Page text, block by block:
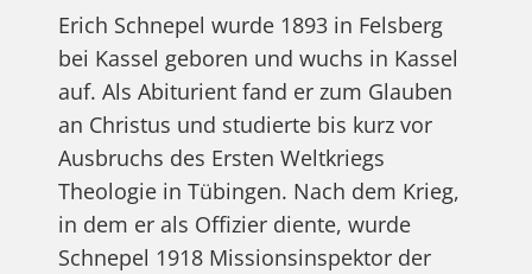
Erich Schnepel wurde 1893 in Felsberg
bei Kassel geboren und wuchs in Kassel
auf. Als Abiturient fand er zum Glauben
an Christus und studierte bis kurz vor
Ausbruchs des Ersten Weltkriegs
Theologie in Tübingen. Nach dem Krieg,
in dem er als Offizier diente, wurde
Schnepel 1918 Missionsinspektor der